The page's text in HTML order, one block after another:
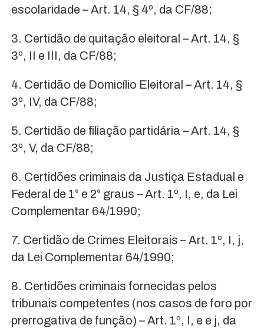
escolaridade – Art. 14, § 4º, da CF/88;
3. Certidão de quitação eleitoral – Art. 14, §
3º, II e III, da CF/88;
4. Certidão de Domicílio Eleitoral – Art. 14, §
3º, IV, da CF/88;
5. Certidão de filiação partidária – Art. 14, §
3º, V, da CF/88;
6. Certidões criminais da Justiça Estadual e
Federal de 1° e 2° graus – Art. 1º, I, e, da Lei
Complementar 64/1990;
7. Certidão de Crimes Eleitorais – Art. 1º, I, j,
da Lei Complementar 64/1990;
8. Certidões criminais fornecidas pelos
tribunais competentes (nos casos de foro por
prerrogativa de função) – Art. 1º, I, e e j, da